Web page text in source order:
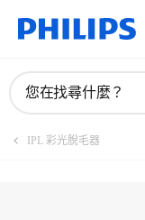
您在找尋什麼？
IPL 彩光脫毛器
註冊產品